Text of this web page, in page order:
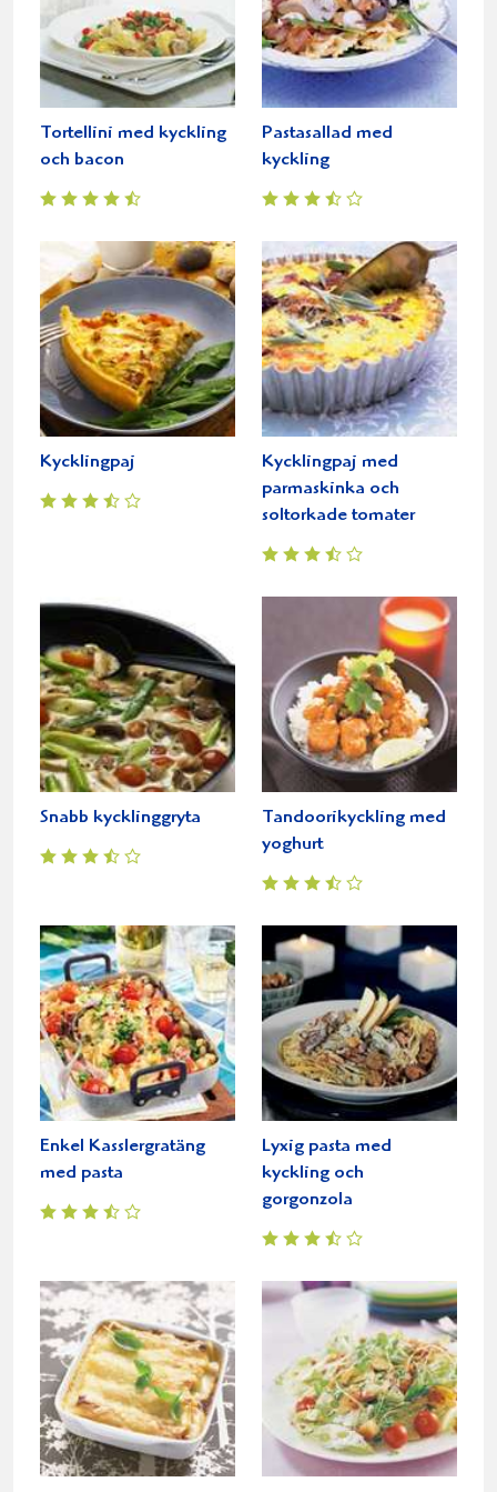
Tortellini med kyckling
och bacon
Pastasallad med
kyckling
Kycklingpaj
Kycklingpaj med
parmaskinka och
soltorkade tomater
Snabb kycklinggryta
Tandoorikyckling med
yoghurt
Enkel Kasslergratäng
med pasta
Lyxig pasta med
kyckling och
gorgonzola